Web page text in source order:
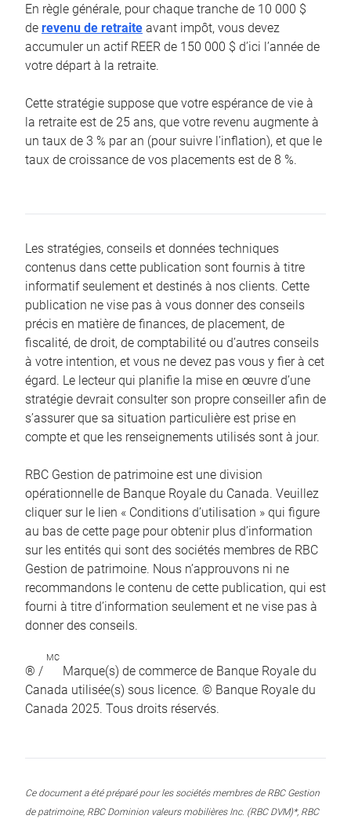
En règle générale, pour chaque tranche de 10 000 $
de revenu de retraite avant impôt, vous devez
accumuler un actif REER de 150 000 $ d’ici l’année de
votre départ à la retraite.
Cette stratégie suppose que votre espérance de vie à
la retraite est de 25 ans, que votre revenu augmente à
un taux de 3 % par an (pour suivre l’inflation), et que le
taux de croissance de vos placements est de 8 %.
Les stratégies, conseils et données techniques
contenus dans cette publication sont fournis à titre
informatif seulement et destinés à nos clients. Cette
publication ne vise pas à vous donner des conseils
précis en matière de finances, de placement, de
fiscalité, de droit, de comptabilité ou d’autres conseils
à votre intention, et vous ne devez pas vous y fier à cet
égard. Le lecteur qui planifie la mise en œuvre d’une
stratégie devrait consulter son propre conseiller afin de
s’assurer que sa situation particulière est prise en
compte et que les renseignements utilisés sont à jour.
RBC Gestion de patrimoine est une division
opérationnelle de Banque Royale du Canada. Veuillez
cliquer sur le lien « Conditions d’utilisation » qui figure
au bas de cette page pour obtenir plus d’information
sur les entités qui sont des sociétés membres de RBC
Gestion de patrimoine. Nous n’approuvons ni ne
recommandons le contenu de cette publication, qui est
fourni à titre d’information seulement et ne vise pas à
donner des conseils.
® /
MC
Marque(s) de commerce de Banque Royale du
Canada utilisée(s) sous licence. © Banque Royale du
Canada 2025. Tous droits réservés.
Ce document a été préparé pour les sociétés membres de RBC Gestion
de patrimoine, RBC Dominion valeurs mobilières Inc. (RBC DVM)*, RBC